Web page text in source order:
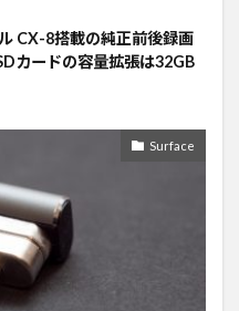
CX-8搭載の純正前後録画
カードの容量拡張は32GB
Surface